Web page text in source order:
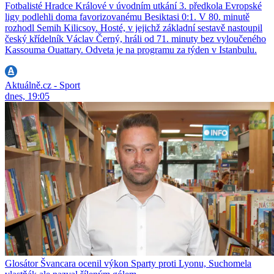
Fotbalisté Hradce Králové v úvodním utkání 3. předkola Evropské
ligy podlehli doma favorizovanému Besiktasi 0:1. V 80. minutě
rozhodl Semih Kilicsoy. Hosté, v jejichž základní sestavě nastoupil
český křídelník Václav Černý, hráli od 71. minuty bez vyloučeného
Kassouma Ouattary. Odveta je na programu za týden v Istanbulu.
Aktuálně.cz - Sport
dnes, 19:05
Glosátor Švancara ocenil výkon Sparty proti Lyonu, Suchomela